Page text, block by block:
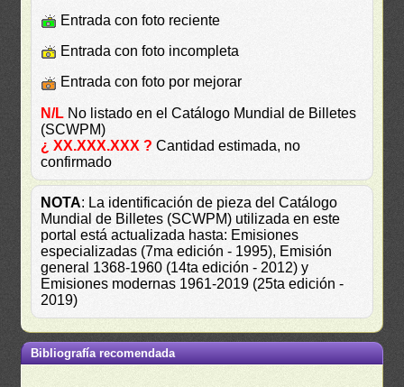
Entrada con foto reciente
Entrada con foto incompleta
Entrada con foto por mejorar
N/L No listado en el Catálogo Mundial de Billetes
(SCWPM)
¿ XX.XXX.XXX ? Cantidad estimada, no
confirmado
NOTA: La identificación de pieza del Catálogo
Mundial de Billetes (SCWPM) utilizada en este
portal está actualizada hasta: Emisiones
especializadas (7ma edición - 1995), Emisión
general 1368-1960 (14ta edición - 2012) y
Emisiones modernas 1961-2019 (25ta edición -
2019)
Bibliografía recomendada